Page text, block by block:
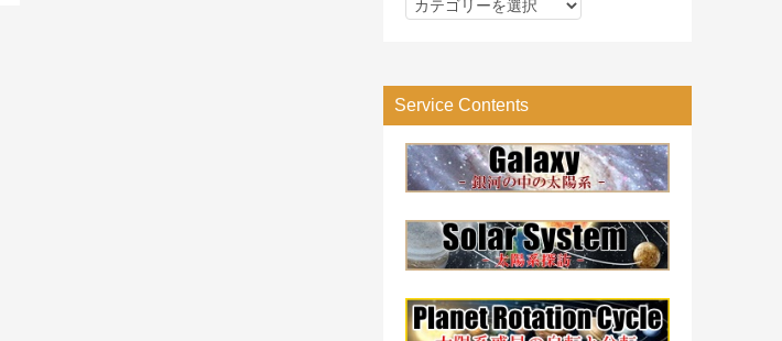
リ
ー
検
索
Service Contents